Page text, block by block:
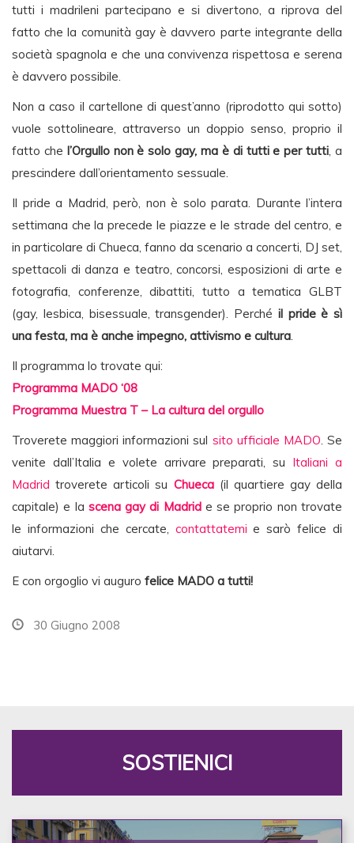
tutti i madrileni partecipano e si divertono, a riprova del
fatto che la comunità gay è davvero parte integrante della
società spagnola e che una convivenza rispettosa e serena
è davvero possibile.
Non a caso il cartellone di quest’anno (riprodotto qui sotto)
vuole sottolineare, attraverso un doppio senso, proprio il
fatto che l’Orgullo non è solo gay, ma è di tutti e per tutti, a
prescindere dall’orientamento sessuale.
Il pride a Madrid, però, non è solo parata. Durante l’intera
settimana che la precede le piazze e le strade del centro, e
in particolare di Chueca, fanno da scenario a concerti, DJ set,
spettacoli di danza e teatro, concorsi, esposizioni di arte e
fotografia, conferenze, dibattiti, tutto a tematica GLBT
(gay, lesbica, bisessuale, transgender). Perché il pride è sì
una festa, ma è anche impegno, attivismo e cultura.
Il programma lo trovate qui:
Programma MADO ‘08
Programma Muestra T – La cultura del orgullo
Troverete maggiori informazioni sul sito ufficiale MADO. Se
venite dall’Italia e volete arrivare preparati, su Italiani a
Madrid troverete articoli su Chueca(il quartiere gay della
capitale) e la scena gay di Madride se proprio non trovate
le informazioni che cercate, contattatemi e sarò felice di
aiutarvi.
E con orgoglio vi auguro felice MADO a tutti!
30 Giugno 2008
SOSTIENICI